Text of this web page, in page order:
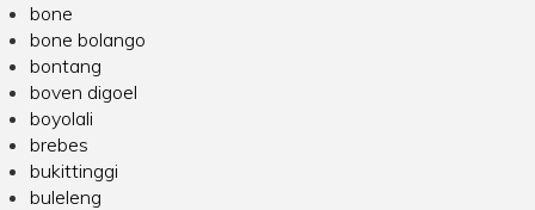
bone
bone bolango
bontang
boven digoel
boyolali
brebes
bukittinggi
buleleng